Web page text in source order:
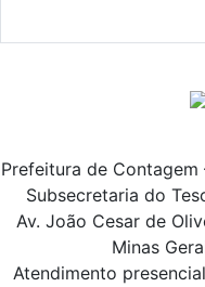
Prefeitura de Contagem
Subsecretaria do
Av. João Cesar de
Minas
Atendimento